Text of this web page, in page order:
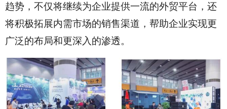
趋势，不仅将继续为企业提供一流的外贸平台，还
将积极拓展内需市场的销售渠道，帮助企业实现更
广泛的布局和更深入的渗透。